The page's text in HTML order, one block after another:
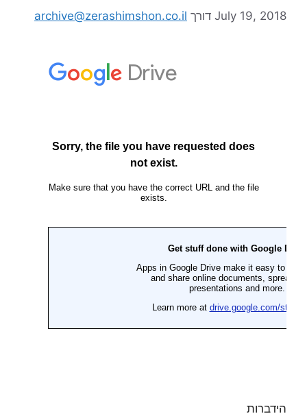
July 19, 2018 דורך archive@zerashimshon.co.il
הידברות